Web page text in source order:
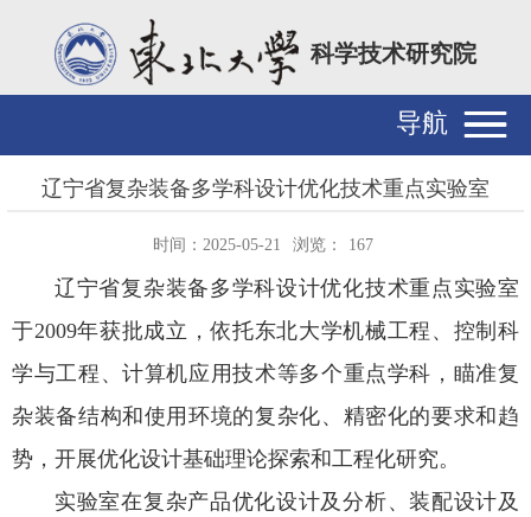
科学技术研究院
导航
辽宁省复杂装备多学科设计优化技术重点实验室
时间：2025-05-21 浏览： 167
辽宁省复杂装备多学科设计优化技术重点实验室
于2009年获批成立，依托东北大学机械工程、控制科
学与工程、计算机应用技术等多个重点学科，瞄准复
杂装备结构和使用环境的复杂化、精密化的要求和趋
势，开展优化设计基础理论探索和工程化研究。
实验室在复杂产品优化设计及分析、装配设计及